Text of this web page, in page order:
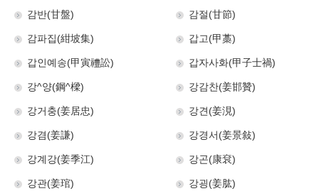
감반(甘盤) 감절(甘節)
감파집(紺坡集) 갑고(甲藁)
갑인예송(甲寅禮訟) 갑자사화(甲子士禍)
강^양(鋼^樑) 강감찬(姜邯贊)
강거충(姜居忠) 강견(姜涀)
강겸(姜謙) 강경서(姜景敍)
강계강(姜季江) 강곤(康袞)
강관(姜琯) 강굉(姜肱)